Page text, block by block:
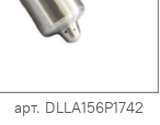
арт. DLLA156P1742